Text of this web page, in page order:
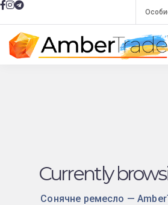
Currently
Сонячне ремесло —